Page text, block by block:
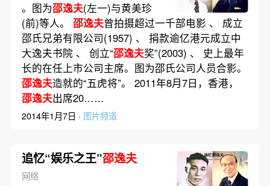
。图为邵逸夫(左一)与黄美珍
(前)等人。 邵逸夫曾拍摄超过一千部电影 、 成立
邵氏兄弟有限公司(1957) 、 捐款逾亿港元成立中
大逸夫书院 、 创立“邵逸夫奖”(2003) 、 史上最年
长的在任上市公司主席。图为邵氏公司人员合影。
邵逸夫造就的“五虎将”。 2011年8月7日，香港，
邵逸夫出席20……
2014年1月7日 · 图片频道
追忆“娱乐之王”邵逸夫
网络